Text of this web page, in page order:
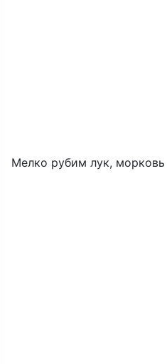
Мелко рубим лук,